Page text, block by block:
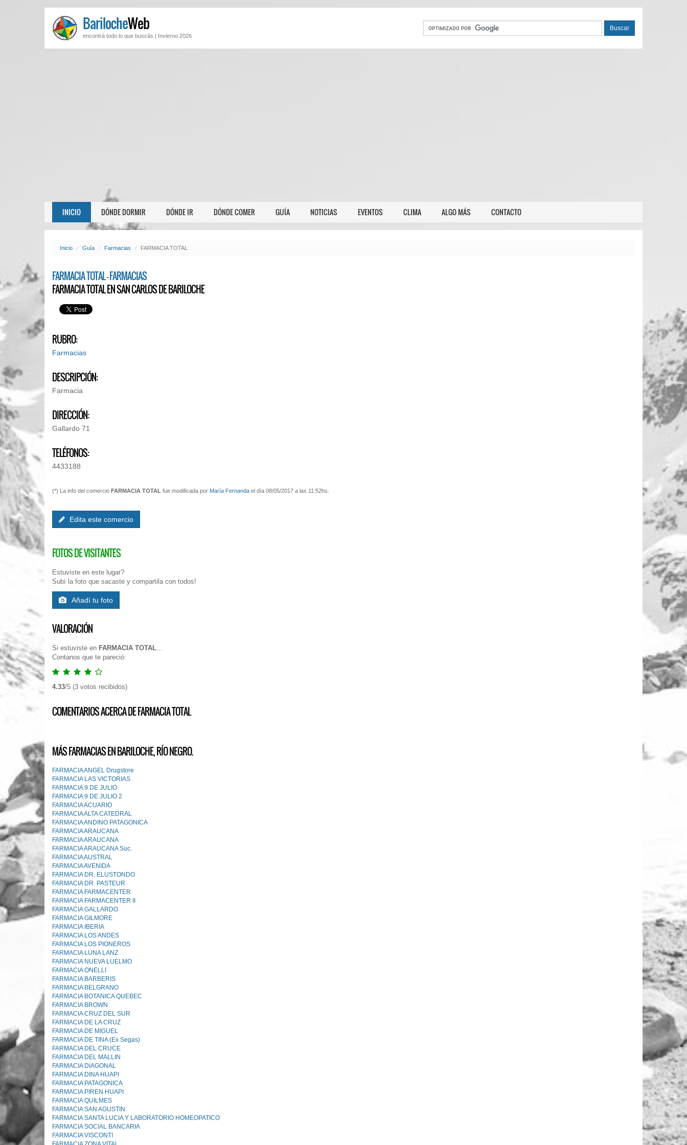
BarilocheWeb
encontrá todo lo que buscás | Invierno 2026
INICIO DÓNDE DORMIR DÓNDE IR DÓNDE COMER GUÍA NOTICIAS EVENTOS CLIMA ALGO MÁS CONTACTO
Inicio Guía Farmacias FARMACIA TOTAL
FARMACIA TOTAL - FARMACIAS
FARMACIA TOTAL EN SAN CARLOS DE BARILOCHE
RUBRO:
Farmacias
DESCRIPCIÓN:
Farmacia
DIRECCIÓN:
Gallardo 71
TELÉFONOS:
4433188
(*) La info del comercio FARMACIA TOTAL fue modificada por María Fernanda el día 08/05/2017 a las 11:52hs.
Edita este comercio
FOTOS DE VISITANTES
Estuviste en este lugar?
Subí la foto que sacaste y compartila con todos!
Añadí tu foto
VALORACIÓN
Si estuviste en FARMACIA TOTAL...
Contanos que te pareció:
4.33/5 (3 votos recibidos)
COMENTARIOS ACERCA DE FARMACIA TOTAL
MÁS FARMACIAS EN BARILOCHE, RÍO NEGRO.
FARMACIA ANGEL Drugstore
FARMACIA LAS VICTORIAS
FARMACIA 9 DE JULIO
FARMACIA 9 DE JULIO 2
FARMACIA ACUARIO
FARMACIA ALTA CATEDRAL
FARMACIA ANDINO PATAGONICA
FARMACIA ARAUCANA
FARMACIA ARAUCANA
FARMACIA ARAUCANA Suc.
FARMACIA AUSTRAL
FARMACIA AVENIDA
FARMACIA DR. ELUSTONDO
FARMACIA DR. PASTEUR
FARMACIA FARMACENTER
FARMACIA FARMACENTER II
FARMACIA GALLARDO
FARMACIA GILMORE
FARMACIA IBERIA
FARMACIA LOS ANDES
FARMACIA LOS PIONEROS
FARMACIA LUNA LANZ
FARMACIA NUEVA LUELMO
FARMACIA ONELLI
FARMACIA BARBERIS
FARMACIA BELGRANO
FARMACIA BOTANICA QUEBEC
FARMACIA BROWN
FARMACIA CRUZ DEL SUR
FARMACIA DE LA CRUZ
FARMACIA DE MIGUEL
FARMACIA DE TINA (Ex Segas)
FARMACIA DEL CRUCE
FARMACIA DEL MALLIN
FARMACIA DIAGONAL
FARMACIA DINA HUAPI
FARMACIA PATAGONICA
FARMACIA PIREN HUAPI
FARMACIA QUILMES
FARMACIA SAN AGUSTIN
FARMACIA SANTA LUCIA Y LABORATORIO HOMEOPATICO
FARMACIA SOCIAL BANCARIA
FARMACIA VISCONTI